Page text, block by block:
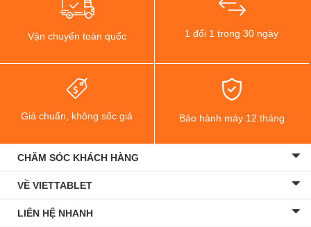
Vận chuyển toàn quốc 1 đổi 1 trong 30 ngày
Giá chuẩn, không sốc giá Bảo hành máy 12 tháng
CHĂM SÓC KHÁCH HÀNG
VỀ VIETTABLET
LIÊN HỆ NHANH